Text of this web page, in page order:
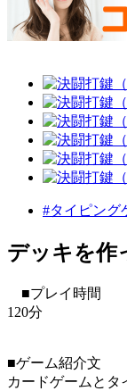
#タイピング
デッキを作
■プレイ時間
120分
■ゲーム紹介文
カードゲームとタ